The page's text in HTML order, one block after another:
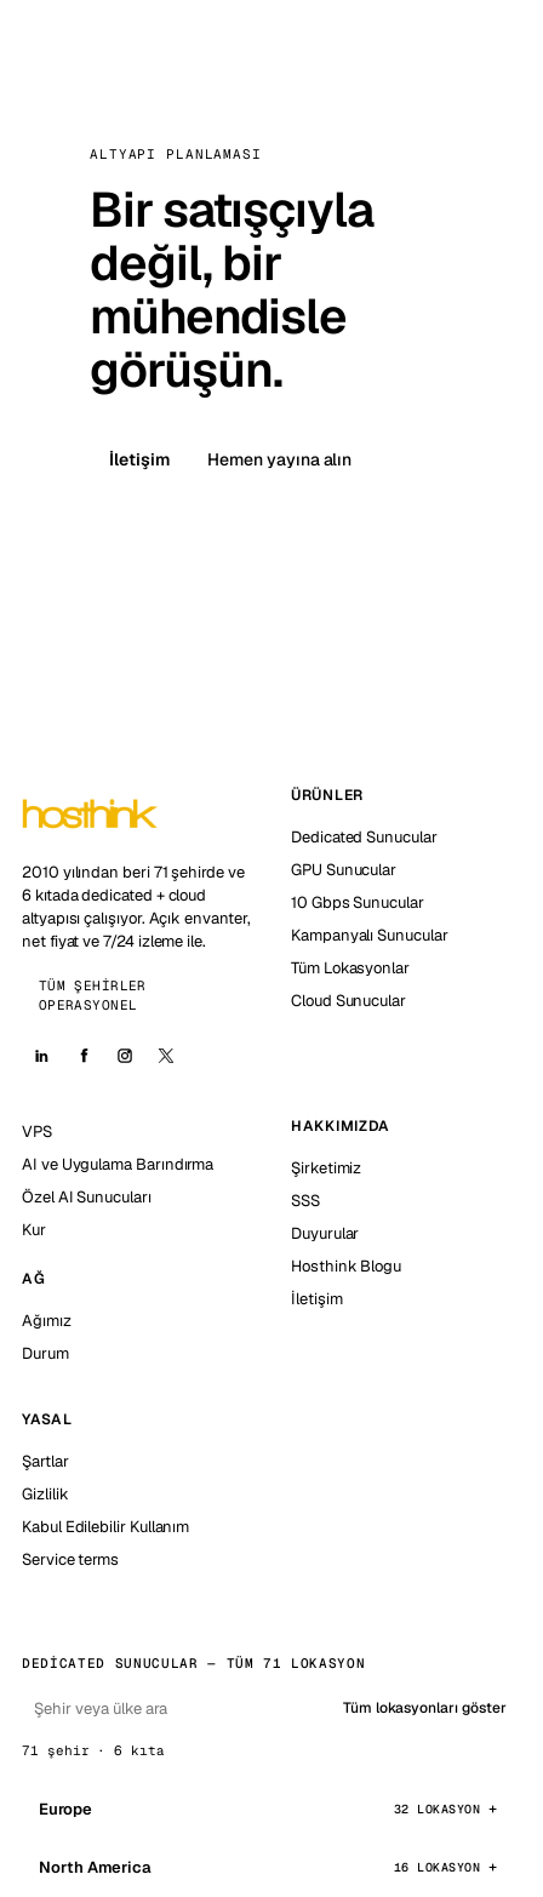
ALTYAPI PLANLAMASI
Bir satışçıyla
değil, bir
mühendisle
görüşün.
İletişim Hemen yayına alın
2010 yılından beri 71 şehirde ve
6 kıtada dedicated + cloud
altyapısı çalışıyor. Açık envanter,
net fiyat ve 7/24 izleme ile.
TÜM ŞEHIRLER
OPERASYONEL
ÜRÜNLER
Dedicated Sunucular
GPU Sunucular
10 Gbps Sunucular
Kampanyalı Sunucular
Tüm Lokasyonlar
Cloud Sunucular
VPS
AI ve Uygulama Barındırma
Özel AI Sunucuları
Kur
AĞ
Ağımız
Durum
HAKKIMIZDA
Şirketimiz
SSS
Duyurular
Hosthink Blogu
İletişim
YASAL
Şartlar
Gizlilik
Kabul Edilebilir Kullanım
Service terms
DEDICATED SUNUCULAR — TÜM 71 LOKASYON
Tüm lokasyonları göster
71 şehir · 6 kıta
Europe 32 LOKASYON
North America 16 LOKASYON